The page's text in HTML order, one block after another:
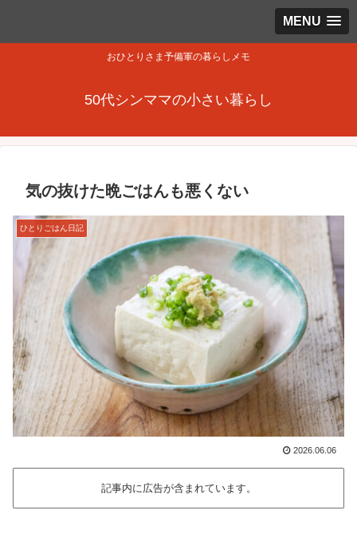
MENU
おひとりさま予備軍の暮らしメモ
50代シンママの小さい暮らし
気の抜けた晩ごはんも悪くない
ひとりごはん日記
2026.06.06
記事内に広告が含まれています。